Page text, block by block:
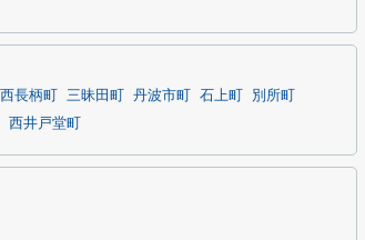
西長柄町 三昧田町 丹波市町 石上町
別所町
西井戸堂町